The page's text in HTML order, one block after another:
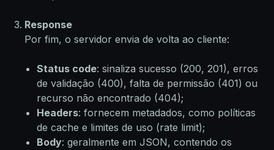
Response
Por fim, o servidor envia de volta ao cliente:
Status code: sinaliza sucesso (200, 201), erros
de validação (400), falta de permissão (401) ou
recurso não encontrado (404);
Headers: fornecem metadados, como políticas
de cache e limites de uso (rate limit);
Body: geralmente em JSON, contendo os